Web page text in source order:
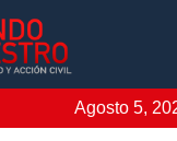
Agosto 5,